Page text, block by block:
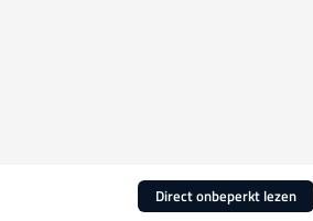
Direct onbeperkt lezen